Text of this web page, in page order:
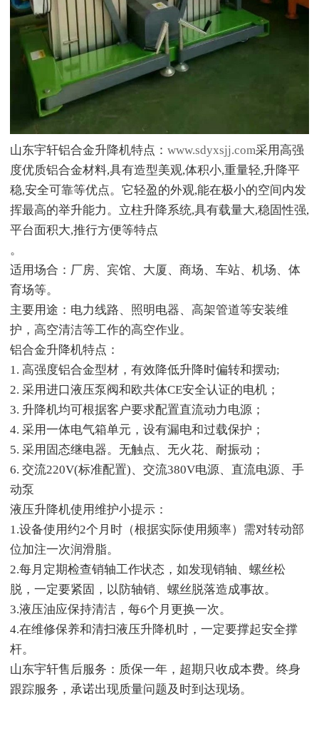
山东宇轩铝合金升降机特点： www.sdyxsjj.com采用高强
度优质铝合金材料,具有造型美观,体积小,重量轻,升降平
稳,安全可靠等优点。它轻盈的外观,能在极小的空间内发
挥最高的举升能力。立柱升降系统,具有载量大,稳固性强,
平台面积大,推行方便等特点
。
适用场合：厂房、宾馆、大厦、商场、车站、机场、体
育场等。
主要用途：电力线路、照明电器、高架管道等安装维
护，高空清洁等工作的高空作业。
铝合金升降机特点：
1. 高强度铝合金型材，有效降低升降时偏转和摆动;
2. 采用进口液压泵阀和欧共体CE安全认证的电机；
3. 升降机均可根据客户要求配置直流动力电源；
4. 采用一体电气箱单元，设有漏电和过载保护；
5. 采用固态继电器。无触点、无火花、耐振动；
6. 交流220V(标准配置)、交流380V电源、直流电源、手
动泵
液压升降机使用维护小提示：
1.设备使用约2个月时（根据实际使用频率）需对转动部
位加注一次润滑脂。
2.每月定期检查销轴工作状态，如发现销轴、螺丝松
脱，一定要紧固，以防轴销、螺丝脱落造成事故。
3.液压油应保持清洁，每6个月更换一次。
4.在维修保养和清扫液压升降机时，一定要撑起安全撑
杆。
山东宇轩售后服务：质保一年，超期只收成本费。终身
跟踪服务，承诺出现质量问题及时到达现场。